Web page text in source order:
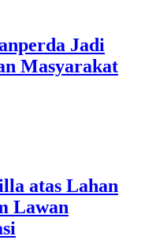
Jadi
Masyarakat
atas Lahan
Lawan